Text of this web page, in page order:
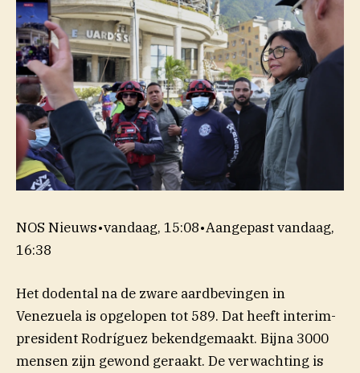
NOS Nieuws•vandaag, 15:08•Aangepastvandaag,
16:38
Het dodental na de zware aardbevingen in
Venezuela is opgelopen tot 589. Dat heeft interim-
president Rodríguez bekendgemaakt. Bijna 3000
mensen zijn gewond geraakt. De verwachting is